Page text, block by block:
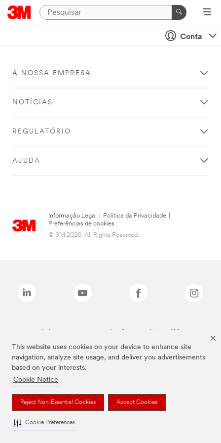
This website uses cookies on your device to enhance site
navigation, analyze site usage, and deliver you advertisements
based on your interests.
Cookie Notice
Reject Non-Essential Cookies Accept Cookies
Cookie Preferences
Conta
A NOSSA EMPRESA
NOTÍCIAS
REGULATÓRIO
AJUDA
Informação Legal Política da Privacidade
Preferências de cookies
© 3M 2026. All Rights Reserved.
Todas as marcas mencionadas são propriedade da 3M.